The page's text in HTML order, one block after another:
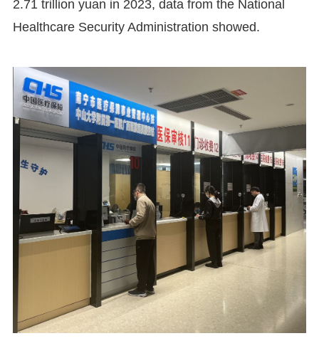
2.71 trillion yuan in 2023, data from the National
Healthcare Security Administration showed.